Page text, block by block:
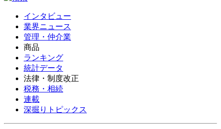
インタビュー
業界ニュース
管理・仲介業
商品
ランキング
統計データ
法律・制度改正
税務・相続
連載
深掘りトピックス